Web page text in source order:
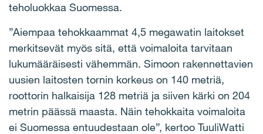
teholuokkaa Suomessa.
”Aiempaa tehokkaammat 4,5 megawatin laitokset
merkitsevät myös sitä, että voimaloita tarvitaan
lukumääräisesti vähemmän. Simoon rakennettavien
uusien laitosten tornin korkeus on 140 metriä,
roottorin halkaisija 128 metriä ja siiven kärki on 204
metrin päässä maasta. Näin tehokkaita voimaloita
ei Suomessa entuudestaan ole”, kertoo TuuliWatti